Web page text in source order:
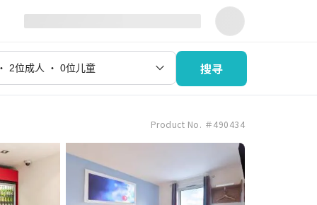
搜寻
Product No. ＃490434